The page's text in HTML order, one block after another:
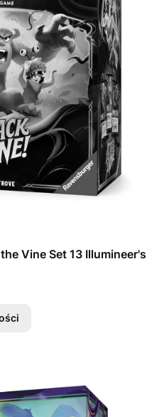
Vine Set 13 Illumineer's